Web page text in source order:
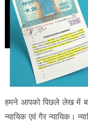
हमने आपको पिछले लेख में
न्यायिक एवं गैर न्यायिक।